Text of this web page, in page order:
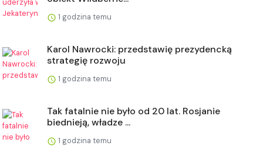
1 godzina temu
Karol Nawrocki: przedstawię prezydencką
strategię rozwoju
1 godzina temu
Tak fatalnie nie było od 20 lat. Rosjanie
biednieją, władze ...
1 godzina temu